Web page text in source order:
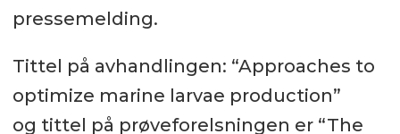
pressemelding.
Tittel på avhandlingen: “Approaches to
optimize marine larvae production”
og tittel på prøveforelsningen er “The